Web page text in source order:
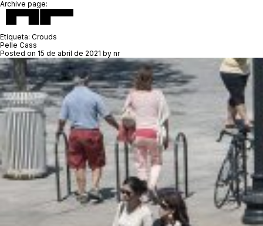
Archive page:
Etiqueta: Crouds
Pelle Cass
Posted on 15 de abril de 2021 by nr